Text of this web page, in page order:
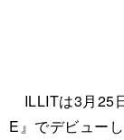
ILLITは3月25
E』でデビュー